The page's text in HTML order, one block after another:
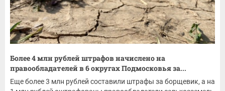
Более 4 млн рублей штрафов начислено на
правообладателей в 6 округах Подмосковья за...
Еще более 3 млн рублей составили штрафы за борщевик, а на